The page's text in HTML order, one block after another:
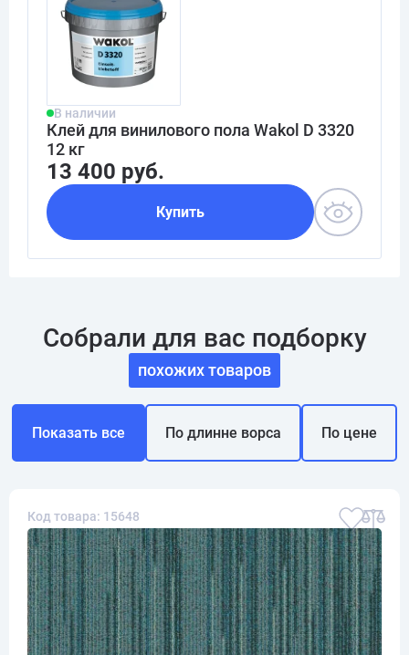
В наличии
Клей для винилового пола Wakol D 3320
12 кг
13 400 руб.
Купить
Собрали для вас подборку
похожих товаров
Показать все По длинне ворса По цене
Код товара: 15648